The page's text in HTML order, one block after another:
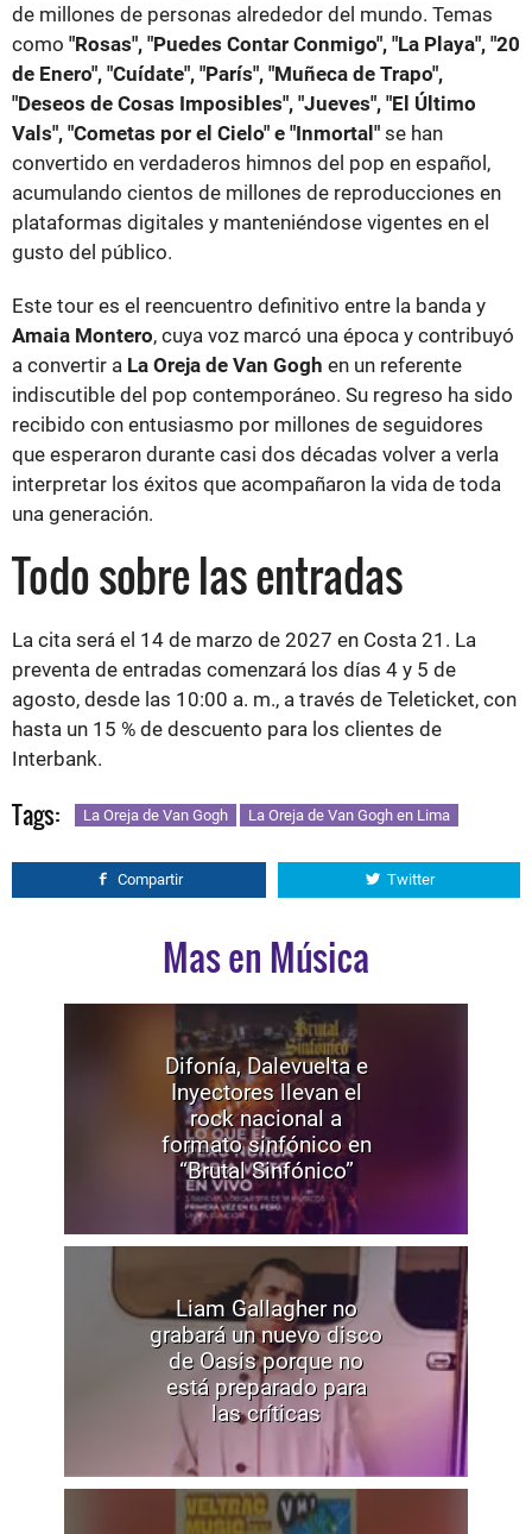
de millones de personas alrededor del mundo. Temas
como "Rosas", "Puedes Contar Conmigo", "La Playa", "20
de Enero", "Cuídate", "París", "Muñeca de Trapo",
"Deseos de Cosas Imposibles", "Jueves", "El Último
Vals", "Cometas por el Cielo" e "Inmortal" se han
convertido en verdaderos himnos del pop en español,
acumulando cientos de millones de reproducciones en
plataformas digitales y manteniéndose vigentes en el
gusto del público.
Este tour es el reencuentro definitivo entre la banda y
Amaia Montero, cuya voz marcó una época y contribuyó
a convertir a La Oreja de Van Gogh en un referente
indiscutible del pop contemporáneo. Su regreso ha sido
recibido con entusiasmo por millones de seguidores
que esperaron durante casi dos décadas volver a verla
interpretar los éxitos que acompañaron la vida de toda
una generación.
Todo sobre las entradas
La cita será el 14 de marzo de 2027 en Costa 21. La
preventa de entradas comenzará los días 4 y 5 de
agosto, desde las 10:00 a. m., a través de Teleticket, con
hasta un 15 % de descuento para los clientes de
Interbank.
Tags: La Oreja de Van Gogh La Oreja de Van Gogh en Lima
Compartir Twitter
Mas en Música
Difonía, Dalevuelta e
Inyectores llevan el
rock nacional a
formato sinfónico en
“Brutal Sinfónico”
Liam Gallagher no
grabará un nuevo disco
de Oasis porque no
está preparado para
las críticas